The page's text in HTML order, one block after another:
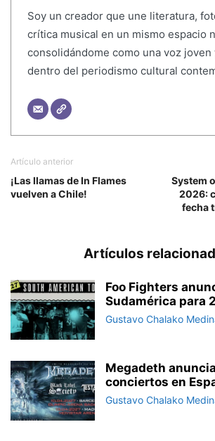
Soy un creador que une literatura,
crítica musical en un mismo espacio
consolidándome como una voz
dentro del periodismo cultural
Artículo anterior
¡Las llamas de In Flames
vuelven a Chile!
System
2026:
fecha
Artículos
Foo Fighters
Sudamérica para
Gustavo Chalako
Megadeth
conciertos en
Gustavo Chalako